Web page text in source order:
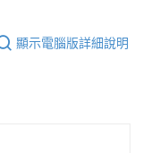
顯示電腦版詳細說明